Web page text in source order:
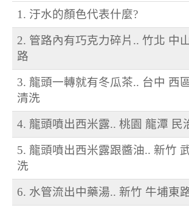
1. 汙水的顏色代表什麼?
2. 管路內有巧克力碎片.. 竹北 中
路
3. 龍頭一轉就有冬瓜茶.. 台中 西
清洗
4. 龍頭噴出西米露.. 桃園 龍潭 民
5. 龍頭噴出西米露跟醬油.. 新竹
洗
6. 水管流出中藥湯.. 新竹 牛埔東